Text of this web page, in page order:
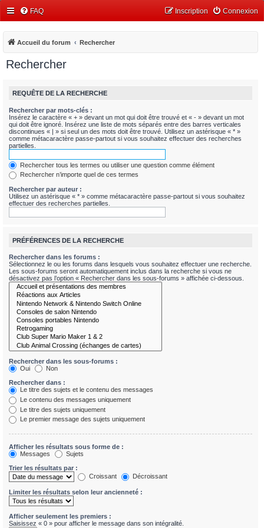
FAQ Connexion
Inscription
Accueil du forum Rechercher
Rechercher
REQUÊTE DE LA RECHERCHE
Rechercher par mots-clés :
Insérez le caractère « + » devant un mot qui doit être trouvé et « - » devant un mot
qui doit être ignoré. Insérez une liste de mots séparés entre des barres verticales
discontinues « | » si seul un des mots doit être trouvé. Utilisez un astérisque « * »
comme métacaractère passe-partout si vous souhaitez effectuer des recherches
partielles.
Rechercher tous les termes ou utiliser une question comme élément
Rechercher n’importe quel de ces termes
Rechercher par auteur :
Utilisez un astérisque « * » comme métacaractère passe-partout si vous souhaitez
effectuer des recherches partielles.
PRÉFÉRENCES DE LA RECHERCHE
Rechercher dans les forums :
Sélectionnez le ou les forums dans lesquels vous souhaitez effectuer une recherche.
Les sous-forums seront automatiquement inclus dans la recherche si vous ne
désactivez pas l’option « Rechercher dans les sous-forums » affichée ci-dessous.
Rechercher dans les sous-forums :
Oui
Non
Rechercher dans :
Le titre des sujets et le contenu des messages
Le contenu des messages uniquement
Le titre des sujets uniquement
Le premier message des sujets uniquement
Afficher les résultats sous forme de :
Messages
Sujets
Trier les résultats par :
Croissant
Décroissant
Limiter les résultats selon leur ancienneté :
Afficher seulement les premiers :
Saisissez « 0 » pour afficher le message dans son intégralité.